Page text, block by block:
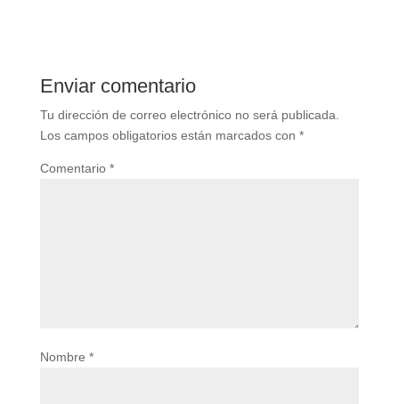
Enviar comentario
Tu dirección de correo electrónico no será publicada.
Los campos obligatorios están marcados con *
Comentario *
Nombre *